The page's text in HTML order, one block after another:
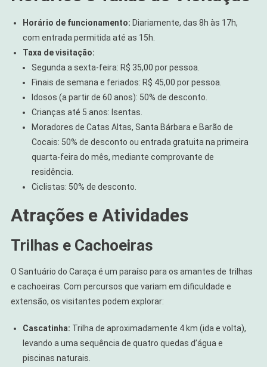
Horário de funcionamento: Diariamente, das 8h às 17h,
com entrada permitida até as 15h.
Taxa de visitação:
Segunda a sexta-feira: R$ 35,00 por pessoa.
Finais de semana e feriados: R$ 45,00 por pessoa.
Idosos (a partir de 60 anos): 50% de desconto.
Crianças até 5 anos: Isentas.
Moradores de Catas Altas, Santa Bárbara e Barão de
Cocais: 50% de desconto ou entrada gratuita na primeira
quarta-feira do mês, mediante comprovante de
residência.
Ciclistas: 50% de desconto.
Atrações e Atividades
Trilhas e Cachoeiras
O Santuário do Caraça é um paraíso para os amantes de trilhas
e cachoeiras. Com percursos que variam em dificuldade e
extensão, os visitantes podem explorar:
Cascatinha: Trilha de aproximadamente 4 km (ida e volta),
levando a uma sequência de quatro quedas d’água e
piscinas naturais.